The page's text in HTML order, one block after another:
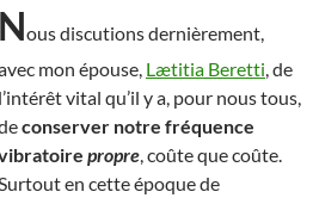
Nous discutions dernièrement,
mon épouse, Lætitia Beretti , de
l’intérêt vital qu’il y a, pour nous tous,
conserver notre fréquence
propre , coûte que coûte.
Surtout en cette époque de